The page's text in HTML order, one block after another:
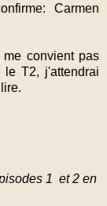
Carmen
convient pas
T2, j'attendrai
1 et 2 en